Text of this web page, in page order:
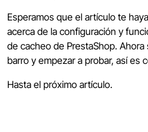
Esperamos que el artículo te
acerca de la configuración y
de cacheo de PrestaShop.
barro y empezar a probar, así es
Hasta el próximo artículo.